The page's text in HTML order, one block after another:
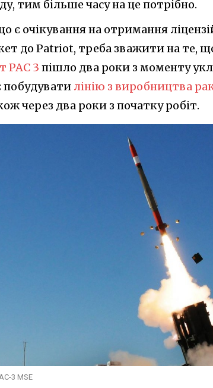
тим більше часу на це потрібно.
є очікування на отримання
до Patriot, треба зважити на те,
PAC 3 пішло два роки з моменту
побудувати лінію з виробництва
через два роки з початку робіт.
3 MSE